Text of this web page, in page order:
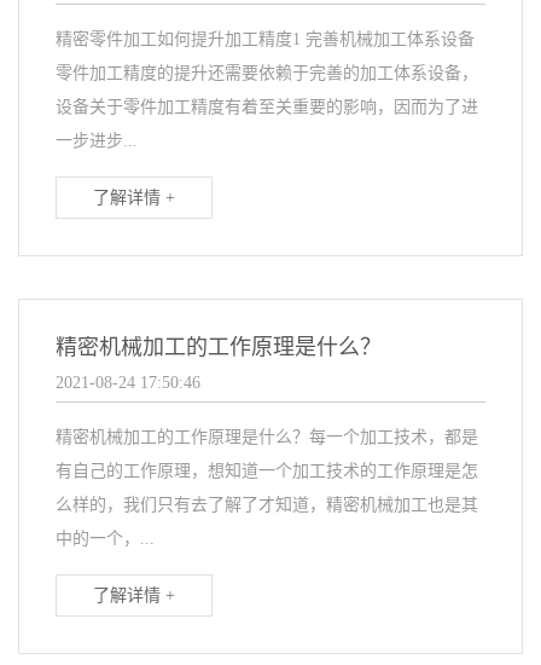
精密零件加工如何提升加工精度1 完善机械加工体系设备
零件加工精度的提升还需要依赖于完善的加工体系设备，
设备关于零件加工精度有着至关重要的影响，因而为了进
一步进步...
了解详情 +
精密机械加工的工作原理是什么？
2021-08-24 17:50:46
精密机械加工的工作原理是什么？每一个加工技术，都是
有自己的工作原理，想知道一个加工技术的工作原理是怎
么样的，我们只有去了解了才知道，精密机械加工也是其
中的一个，...
了解详情 +